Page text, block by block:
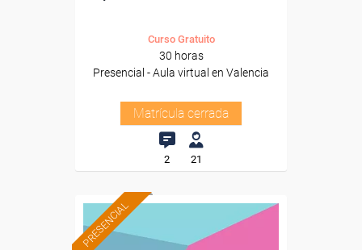
Curso Gratuito
30 horas
Presencial - Aula virtual en Valencia
Matrícula cerrada
2 21
PRESENCIAL